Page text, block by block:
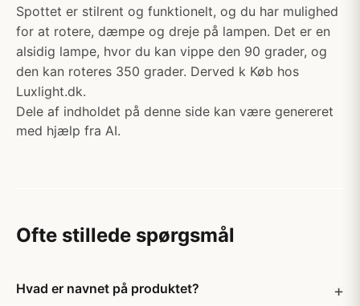
Spottet er stilrent og funktionelt, og du har mulighed
for at rotere, dæmpe og dreje på lampen. Det er en
alsidig lampe, hvor du kan vippe den 90 grader, og
den kan roteres 350 grader. Derved k Køb hos
Luxlight.dk.
Dele af indholdet på denne side kan være genereret
med hjælp fra AI.
Ofte stillede spørgsmål
Hvad er navnet på produktet?